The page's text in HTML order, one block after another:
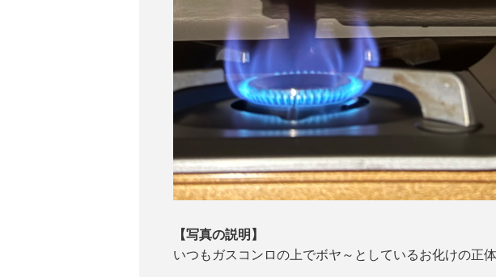
【写真の説明】
いつもガスコンロの上でボヤ～としているお化けの正